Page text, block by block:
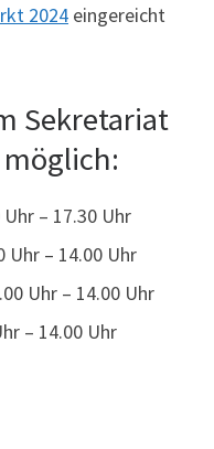
2024 eingereicht
Sekretariat
– 17.30 Uhr
Uhr – 14.00 Uhr
Uhr – 14.00 Uhr
– 14.00 Uhr